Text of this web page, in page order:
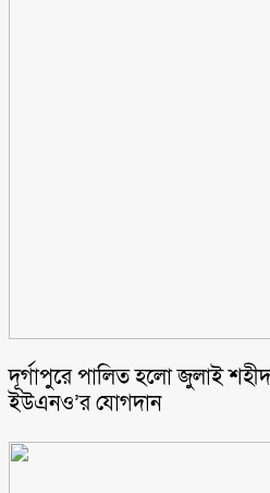
‎দূর্গাপুরে পালিত হলো জুলাই
ইউএনও’র যোগদান ‎